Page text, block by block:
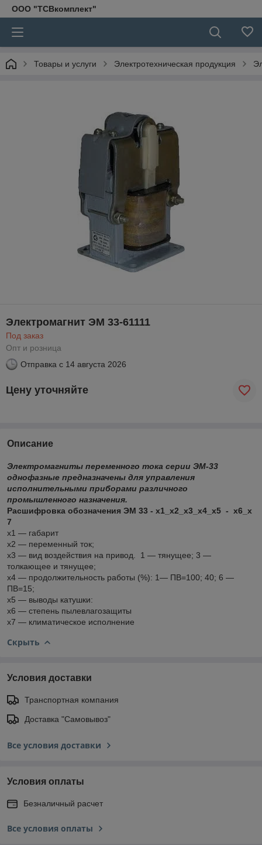
ООО "ТСВкомплект"
Товары и услуги Электротехническая продукция
Электромагнит ЭМ 33-61111
Под заказ
Опт и розница
Отправка с 14 августа 2026
Цену уточняйте
Описание
Электромагниты переменного тока серии ЭМ-33
однофазные предназначены для управления
исполнительными приборами различного
промышленного назначения.
Расшифровка обозначения ЭМ 33 - х1_х2_х3_х4_х5 - х6_х
7
х1 — габарит
х2 — переменный ток;
х3 — вид воздействия на привод. 1 — тянущее; 3 —
толкающее и тянущее;
х4 — продолжительность работы (%): 1— ПВ=100; 40; 6 —
ПВ=15;
х5 — выводы катушки:
х6 — степень пылевлагозащиты
х7 — климатическое исполнение
Скрыть
Условия доставки
Транспортная компания
Доставка "Самовывоз"
Все условия доставки
Условия оплаты
Безналичный расчет
Все условия оплаты